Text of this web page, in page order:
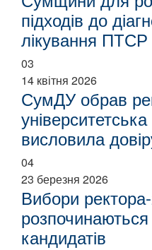
підходів до
лікування ПТСР
03
14 квітня 2026
СумДУ обрав
висловила
04
23 березня 2026
Вибори
розпочинаються
кандидатів